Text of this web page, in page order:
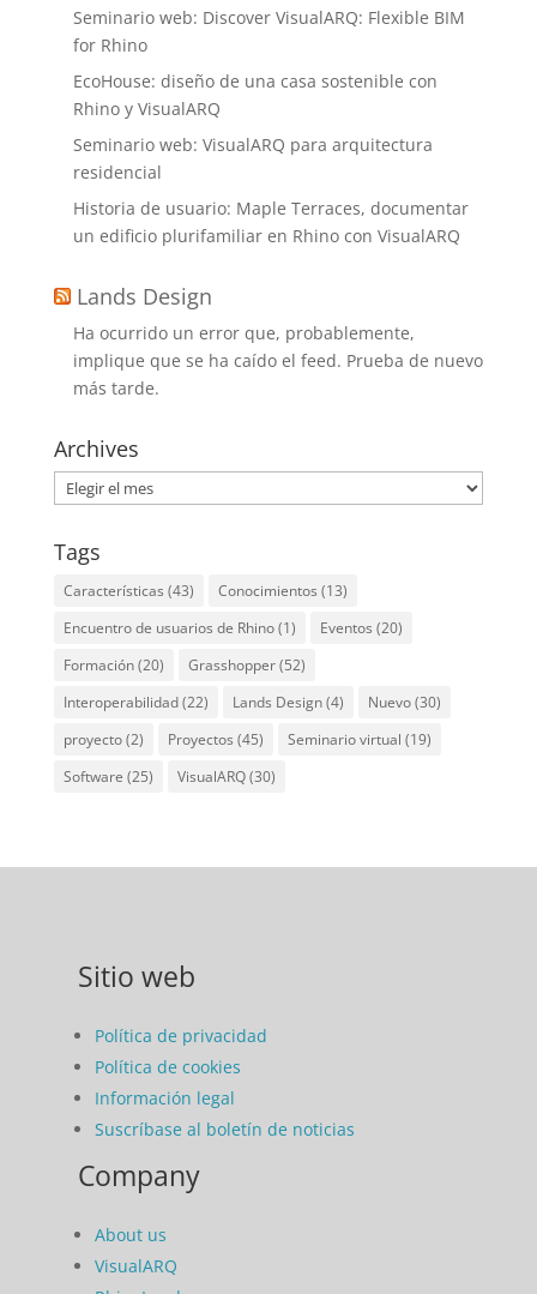
Seminario web: Discover VisualARQ: Flexible BIM
for Rhino
EcoHouse: diseño de una casa sostenible con
Rhino y VisualARQ
Seminario web: VisualARQ para arquitectura
residencial
Historia de usuario: Maple Terraces, documentar
un edificio plurifamiliar en Rhino con VisualARQ
Lands Design
Ha ocurrido un error que, probablemente,
implique que se ha caído el feed. Prueba de nuevo
más tarde.
Archives
Archives
Tags
Características (43) Conocimientos (13)
Encuentro de usuarios de Rhino(1) Eventos (20)
Formación(20) Grasshopper(52)
Interoperabilidad(22) Lands Design(4) Nuevo(30)
proyecto(2) Proyectos (45) Seminario virtual (19)
Software (25) VisualARQ(30)
Sitio web
Política de privacidad
Política de cookies
Información legal
Suscríbase al boletín de noticias
Company
About us
VisualARQ